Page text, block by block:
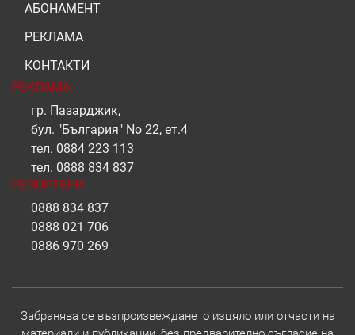
АБОНАМЕНТ
РЕКЛАМА
КОНТАКТИ
РЕКЛАМА
гр. Пазарджик,
бул. "България" No 22, ет.4
тел. 0884 223 113
тел. 0888 834 837
РЕПОРТЕРИ
0888 834 837
0888 021 706
0886 970 269
Забранява се възпроизвеждането изцяло или отчасти на